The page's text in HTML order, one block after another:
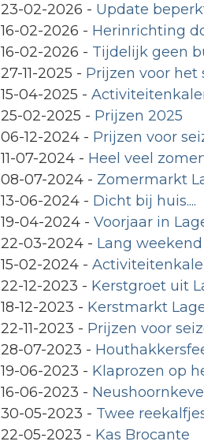
23-02-2026 - Update
16-02-2026 - Herinrichting
16-02-2026 - Tijdelijk geen
27-11-2025 - Prijzen voor het
15-04-2025 -
25-02-2025 - Prijzen 2025
06-12-2024 - Prijzen voor
11-07-2024 - Heel veel
08-07-2024 - Zomermarkt
13-06-2024 - Dicht bij huis....
19-04-2024 - Voorjaar in
22-03-2024 - Lang
15-02-2024 -
22-12-2023 - Kerstgroet uit
18-12-2023 - Kerstmarkt
22-11-2023 - Prijzen voor
28-07-2023 -
19-06-2023 - Klaprozen op
16-06-2023 -
30-05-2023 - Twee
22-05-2023 - Kas Brocante